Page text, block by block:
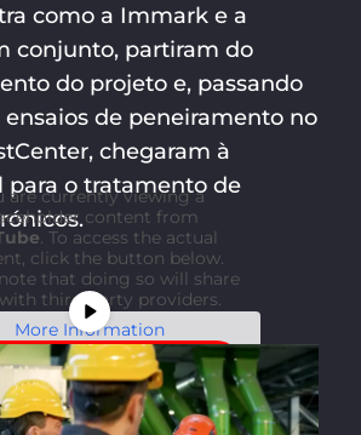
como a Immark e a
conjunto, partiram do
do projeto e, passando
ensaios de peneiramento no
chegaram à
para o tratamento de
are currently viewing a
content from
. To access the actual
click the button below.
that doing so will share
third-party providers.
More Information
Unblock content
required service and